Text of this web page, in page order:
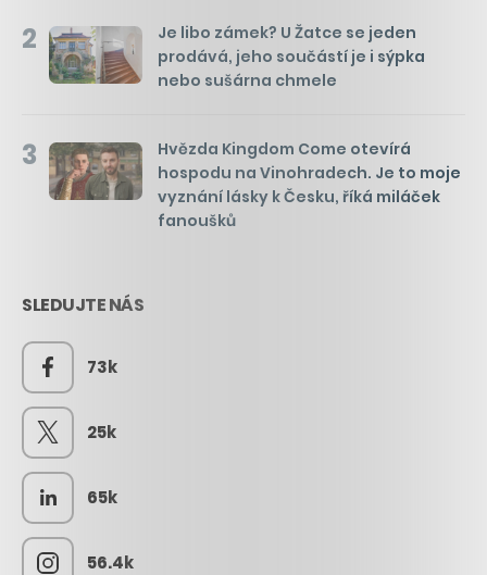
2
Je libo zámek? U Žatce se jeden
prodává, jeho součástí je i sýpka
nebo sušárna chmele
3
Hvězda Kingdom Come otevírá
hospodu na Vinohradech. Je to moje
vyznání lásky k Česku, říká miláček
fanoušků
SLEDUJTE NÁS
73k
25k
65k
56.4k